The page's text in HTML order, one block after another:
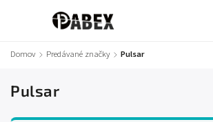
Domov / Predávané značky / Pulsar
Pulsar